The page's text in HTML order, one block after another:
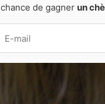
chance de gagner un